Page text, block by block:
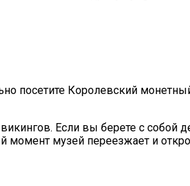
посетите Королевский
Если вы берете с собой
музей переезжает и